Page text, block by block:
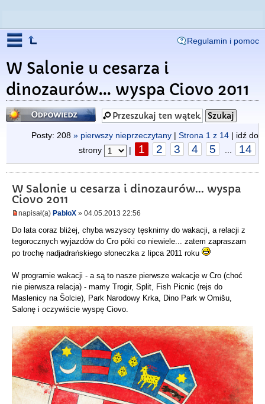
Regulamin i pomoc
W Salonie u cesarza i
dinozaurów... wyspa Ciovo 2011
Odpowiedz
Posty: 208 » pierwszy nieprzeczytany | Strona 1 z 14 | idź do
strony
| 1 2 3 4 5 14
W Salonie u cesarza i dinozaurów... wyspa
Ciovo 2011
napisał(a) PabloX » 04.05.2013 22:56
Do lata coraz bliżej, chyba wszyscy tęsknimy do wakacji, a relacji z
tegorocznych wyjazdów do Cro póki co niewiele... zatem zapraszam
po trochę nadjadrańskiego słoneczka z lipca 2011 roku
W programie wakacji - a są to nasze pierwsze wakacje w Cro (choć
nie pierwsza relacja) - mamy Trogir, Split, Fish Picnic (rejs do
Maslenicy na Šolcie), Park Narodowy Krka, Dino Park w Omišu,
Salonę i oczywiście wyspę Ciovo.